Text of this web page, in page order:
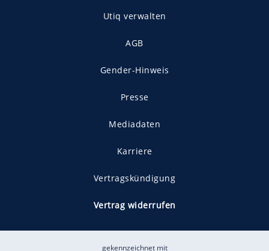
Utiq verwalten
AGB
Gender-Hinweis
Presse
Mediadaten
Karriere
Vertragskündigung
Vertrag widerrufen
gekennzeichnet mit